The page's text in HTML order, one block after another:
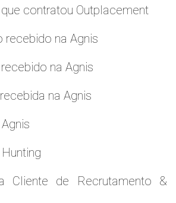
contratou Outplacement
recebido na Agnis
na Agnis
na Agnis
Cliente de Recrutamento &